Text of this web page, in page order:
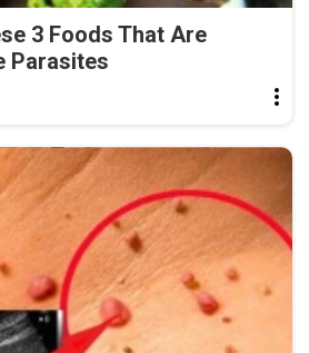
3 Foods That Are
Parasites